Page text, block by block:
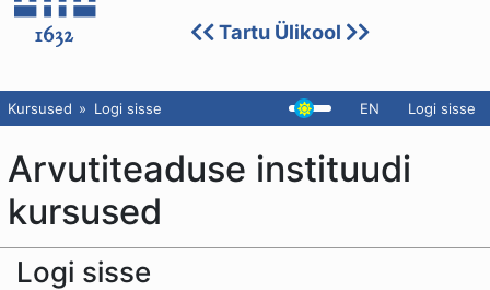
Tartu Ülikool
Kursused Logi sisse EN Logi sisse
Arvutiteaduse instituudi
kursused
Logi sisse